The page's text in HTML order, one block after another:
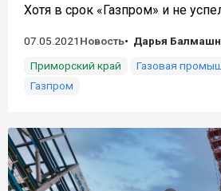
Хотя в срок «Газпром» и не
07.05.2021 Новость
Дарья
Приморский край
Газовая
Газпром